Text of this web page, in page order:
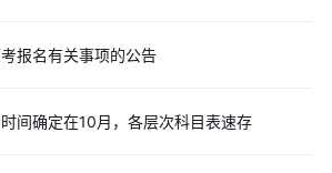
报名有关事项的公告
间确定在10月，各层次科目表速存